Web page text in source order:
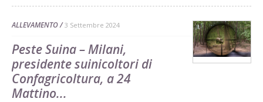
ALLEVAMENTO 3 Settembre 2024
Peste Suina – Milani,
presidente suinicoltori di
Confagricoltura, a 24
Mattino...